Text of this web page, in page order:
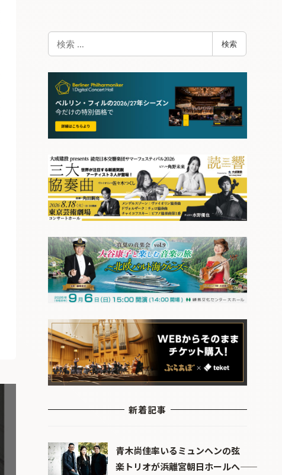
検
索
検索
新着記事
青木尚佳率いるミュンヘンの弦
楽トリオが浜離宮朝日ホールへ――